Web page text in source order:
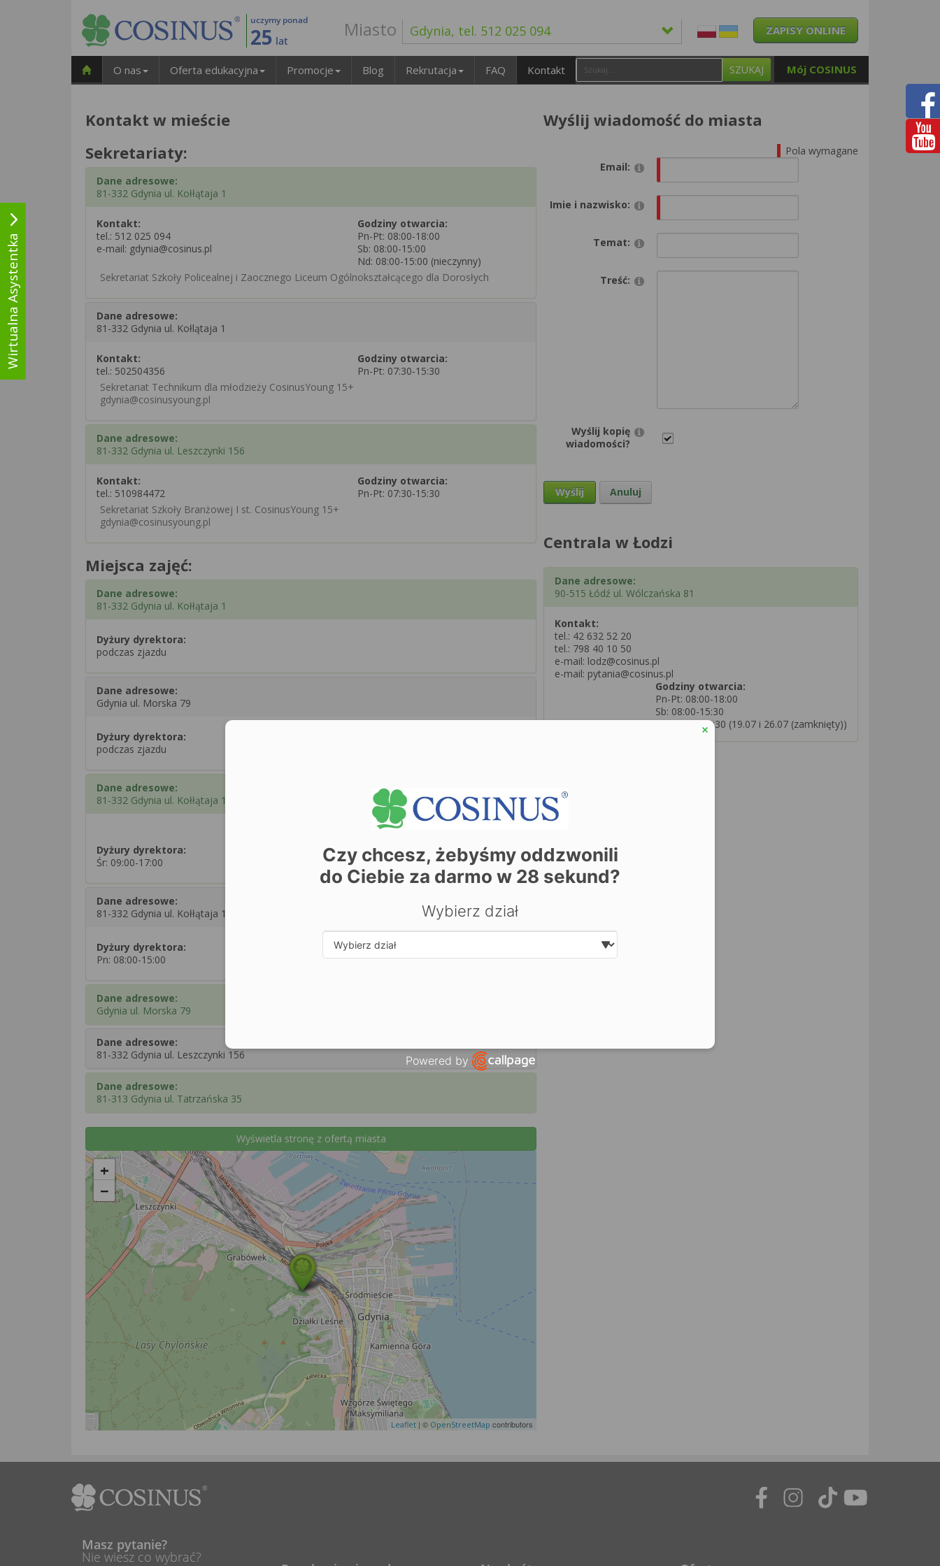
uczymy ponad
25 lat
Miasto Gdynia, tel. 512 025 094 ZAPISY ONLINE
Mój COSINUS
O nas Oferta edukacyjna Promocje Blog Rekrutacja FAQ Kontakt SZUKAJ
Kontakt w mieście
Sekretariaty:
Dane adresowe:
81-332 Gdynia ul. Kołłątaja 1
Kontakt:
tel.: 512 025 094
e-mail: gdynia@cosinus.pl
Godziny otwarcia:
Pn-Pt: 08:00-18:00
Sb: 08:00-15:00
Nd: 08:00-15:00 (nieczynny)
Sekretariat Szkoły Policealnej i Zaocznego Liceum Ogólnokształcącego dla Dorosłych
Dane adresowe:
81-332 Gdynia ul. Kołlątaja 1
Kontakt:
tel.: 502504356
Godziny otwarcia:
Pn-Pt: 07:30-15:30
Sekretariat Technikum dla młodzieży CosinusYoung 15+
gdynia@cosinusyoung.pl
Dane adresowe:
81-332 Gdynia ul. Leszczynki 156
Kontakt:
tel.: 510984472
Godziny otwarcia:
Pn-Pt: 07:30-15:30
Sekretariat Szkoły Branżowej I st. CosinusYoung 15+
gdynia@cosinusyoung.pl
Miejsca zajęć:
Dane adresowe:
81-332 Gdynia ul. Kołłątaja 1
Dyżury dyrektora:
podczas zjazdu
Dane adresowe:
Gdynia ul. Morska 79
Dyżury dyrektora:
podczas zjazdu
Dane adresowe:
81-332 Gdynia ul. Kołłątaja 1
Dyżury dyrektora:
Śr: 09:00-17:00
Dane adresowe:
81-332 Gdynia ul. Kołłątaja 1
Dyżury dyrektora:
Pn: 08:00-15:00
Dane adresowe:
Gdynia ul. Morska 79
Dane adresowe:
81-332 Gdynia ul. Leszczynki 156
Dane adresowe:
81-313 Gdynia ul. Tatrzańska 35
Wyświetla stronę z ofertą miasta
+
−
Leaflet | © OpenStreetMap contributors
Wyślij wiadomość do miasta
Pola wymagane
Email:
Imie i nazwisko:
Temat:
Treść:
Wyślij kopię
wiadomości?
Wyślij Anuluj
Centrala w Łodzi
Dane adresowe:
90-515 Łódź ul. Wólczańska 81
Kontakt:
tel.: 42 632 52 20
tel.: 798 40 10 50
e-mail: lodz@cosinus.pl
e-mail: pytania@cosinus.pl
Godziny otwarcia:
Pn-Pt: 08:00-18:00
Sb: 08:00-15:30
Nd: 08:00-15:30 (19.07 i 26.07 (zamknięty))
Masz pytanie?
Nie wiesz co wybrać?
Wirtualna Asystentka
Czy chcesz, żebyśmy oddzwonili
do Ciebie za darmo w 28 sekund?
Wybierz dział
Powered by